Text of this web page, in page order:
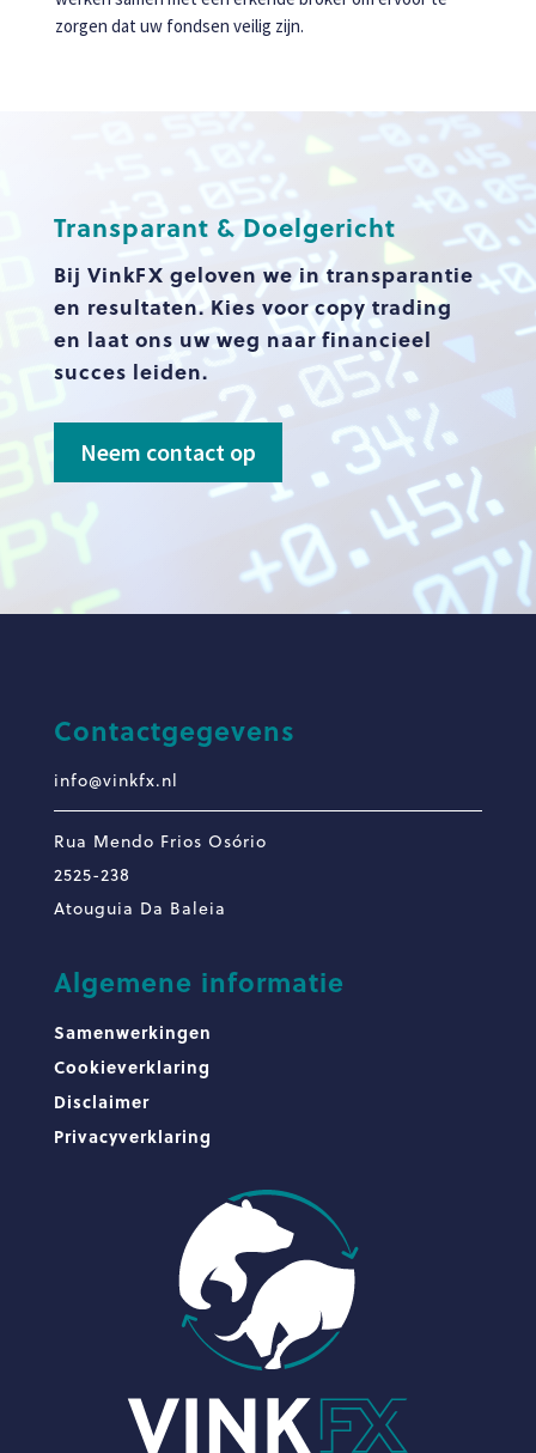
zorgen dat uw fondsen veilig zijn.
Transparant & Doelgericht
Bij VinkFX geloven we in transparantie
en resultaten. Kies voor copy trading
en laat ons uw weg naar financieel
succes leiden.
Neem contact op
Contactgegevens
info@vinkfx.nl
Rua Mendo Frios Osório
2525-238
Atouguia Da Baleia
Algemene informatie
Samenwerkingen
Cookieverklaring
Disclaimer
Privacyverklaring